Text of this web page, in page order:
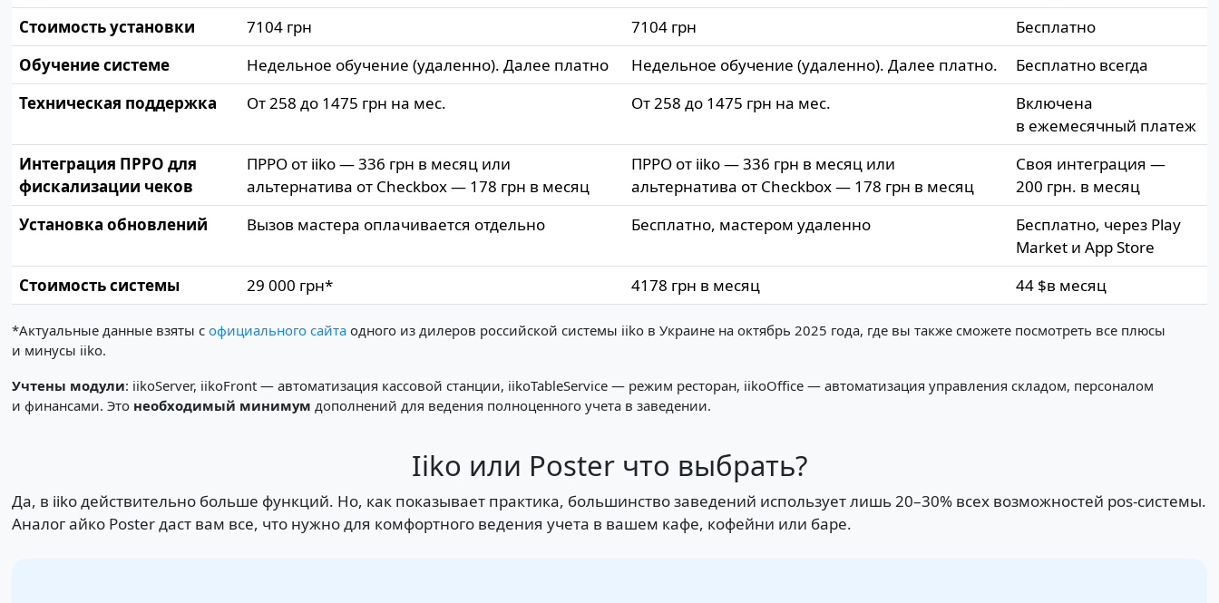
Стоимость установки
7104 грн 7104 грн
Бесплатно
Обучение системе
Недельное обучение (удаленно). Далее платно Недельное обучение (удаленно). Далее платно.
Бесплатно всегда
Техническая поддержка
От 258 до 1475 грн на мес. От 258 до 1475 грн на мес.
Включена
в ежемесячный платеж
Интеграция ПРРО для
фискализации чеков
ПРРО от iiko — 336 грн в месяц или
альтернатива от Checkbox — 178 грн в месяц
ПРРО от iiko — 336 грн в месяц или
альтернатива от Checkbox — 178 грн в месяц
Своя интеграция —
200 грн. в месяц
Установка обновлений
Вызов мастера оплачивается отдельно Бесплатно, мастером удаленно
Бесплатно, через Play
Market и App Store
Стоимость системы
29 000 грн* 4178 грн в месяц 44 $в месяц
*Актуальные данные взяты с официального сайтаодного из дилеров российской системы iiko в Украине на октябрь 2025 года, где вы также сможете посмотреть все плюсы
и минусы iiko.
Учтены модули: iikoServer, iikoFront — автоматизация кассовой станции, iikoTableService — режим ресторан, iikoOffice — автоматизация управления складом, персоналом
и финансами. Это необходимый минимум дополнений для ведения полноценного учета в заведении.
Iiko или Poster что выбрать?
Да, в iiko действительно больше функций. Но, как показывает практика, большинство заведений использует лишь 20–30% всех возможностей pos-системы.
Аналог айко Poster даст вам все, что нужно для комфортного ведения учета в вашем кафе, кофейни или баре.